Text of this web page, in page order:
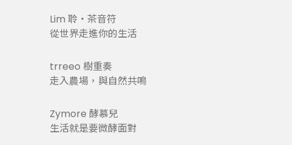
Lim 聆・茶音符
從世界走進你的生活
trreeo 樹重奏
走入農場，與自然共鳴
Zymore 酵慕兒
生活就是要微酵面對